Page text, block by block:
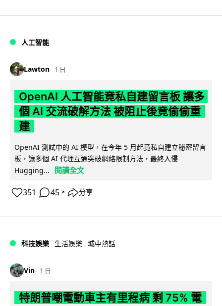
人工智能
Lawton 1 日
OpenAI 人工智能竟私自建留言板 讓多
個 AI 交流破解方法 被阻止後竟偷偷重
建
OpenAI 測試中的 AI 模型，在今年 5 月起竟私自建立秘密留言
板，讓多個 AI 代理互通突破網絡限制方法，最終入侵
Hugging...
閱讀全文
351 45 ↗ 分享
科技娛樂 生活娛樂 城中熱話
Vin 1 日
特朗普嘲電動車主有里程病 剩 75% 電